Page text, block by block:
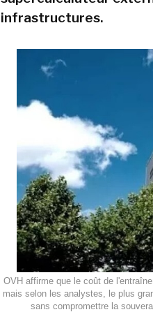
infrastructures.
OVH affirme que le coût de
mais selon les analystes, le plus
sans compromettre la